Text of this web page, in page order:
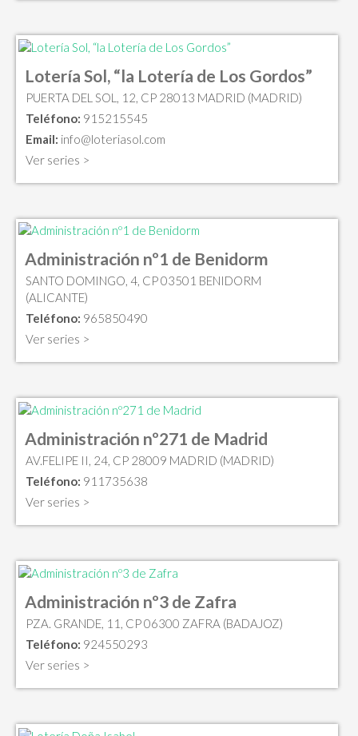
Lotería Sol, “la Lotería de Los Gordos”
PUERTA DEL SOL, 12, CP 28013 MADRID (MADRID)
Teléfono: 915215545
Email: info@loteriasol.com
Ver series >
Administración nº1 de Benidorm
SANTO DOMINGO, 4, CP 03501 BENIDORM
(ALICANTE)
Teléfono: 965850490
Ver series >
Administración nº271 de Madrid
AV.FELIPE II, 24, CP 28009 MADRID (MADRID)
Teléfono: 911735638
Ver series >
Administración nº3 de Zafra
PZA. GRANDE, 11, CP 06300 ZAFRA (BADAJOZ)
Teléfono: 924550293
Ver series >